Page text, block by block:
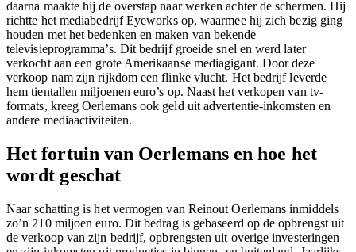
daarna maakte hij de overstap naar werken achter de schermen. Hij
richtte het mediabedrijf Eyeworks op, waarmee hij zich bezig ging
houden met het bedenken en maken van bekende
televisieprogramma’s. Dit bedrijf groeide snel en werd later
verkocht aan een grote Amerikaanse mediagigant. Door deze
verkoop nam zijn rijkdom een flinke vlucht. Het bedrijf leverde
hem tientallen miljoenen euro’s op. Naast het verkopen van tv-
formats, kreeg Oerlemans ook geld uit advertentie-inkomsten en
andere mediaactiviteiten.
Het fortuin van Oerlemans en hoe het
wordt geschat
Naar schatting is het vermogen van Reinout Oerlemans inmiddels
zo’n 210 miljoen euro. Dit bedrag is gebaseerd op de opbrengst uit
de verkoop van zijn bedrijf, opbrengsten uit overige investeringen